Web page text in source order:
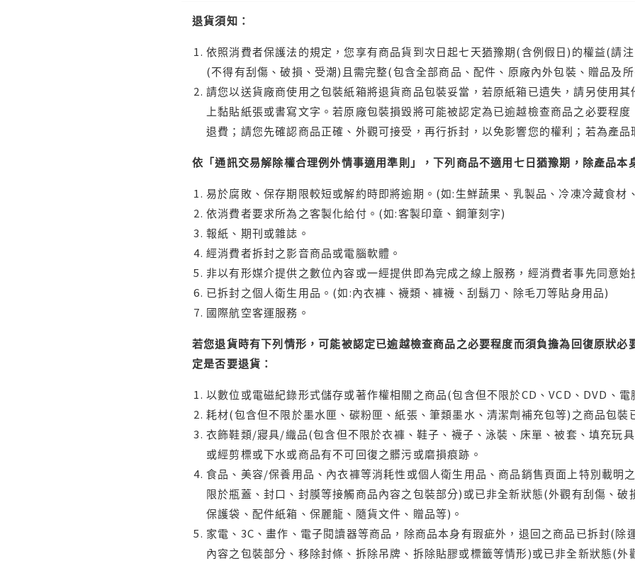
退貨須知：
依照消費者保護法的規定，您享有商品貨到次日起七天猶豫期(含例假日)的權益(請
(不得有刮傷、破損、受潮)且需完整(包含全部商品、配件、原廠內外包裝、贈品及
請您以送貨廠商使用之包裝紙箱將退貨商品包裝妥當，若原紙箱已遺失，請另使用
上黏貼紙張或書寫文字。若原廠包裝損毀將可能被認定為已逾越檢查商品之必要程
退費；請您先確認商品正確、外觀可接受，再行拆封，以免影響您的權利；若為產
依「通訊交易解除權合理例外情事適用準則」，下列商品不適用七日猶豫期，除產品本
易於腐敗、保存期限較短或解約時即將逾期。(如:生鮮蔬果、乳製品、冷凍冷藏食材
依消費者要求所為之客製化給付。(如:客製印章、鋼筆刻字)
報紙、期刊或雜誌。
經消費者拆封之影音商品或電腦軟體。
非以有形媒介提供之數位內容或一經提供即為完成之線上服務，經消費者事先同意
已拆封之個人衛生用品。(如:內衣褲、襪類、褲襪、刮鬍刀、除毛刀等貼身用品)
國際航空客運服務。
若您退貨時有下列情形，可能被認定已逾越檢查商品之必要程度而須負擔為回復原狀
定是否要退貨：
以數位或電磁紀錄形式儲存或著作權相關之商品(包含但不限於CD、VCD、DVD、
耗材(包含但不限於墨水匣、碳粉匣、紙張、筆類墨水、清潔劑補充包等)之商品包
衣飾鞋類/寢具/織品(包含但不限於衣褲、鞋子、襪子、泳裝、床單、被套、填充玩
或經剪標或下水或商品有不可回復之髒污或磨損痕跡。
食品、美容/保養用品、內衣褲等消耗性或個人衛生用品、商品銷售頁面上特別載明
限於瓶蓋、封口、封膜等接觸商品內容之包裝部分)或已非全新狀態(外觀有刮傷、
保護袋、配件紙箱、保麗龍、隨貨文件、贈品等)。
家電、3C、畫作、電子閱讀器等商品，除商品本身有瑕疵外，退回之商品已拆封(
內容之包裝部分、移除封條、拆除吊牌、拆除貼膠或標籤等情形)或已非全新狀態(